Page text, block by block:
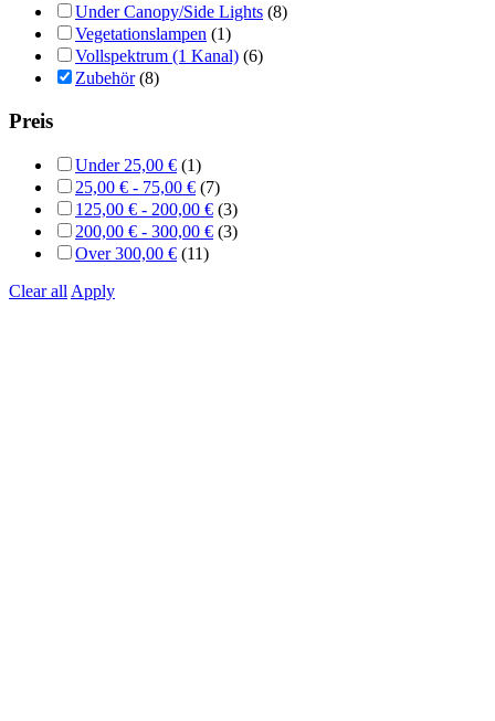
Under Canopy/Side Lights (8)
Vegetationslampen (1)
Vollspektrum (1 Kanal) (6)
Zubehör (8)
Preis
Under 25,00 € (1)
25,00 € - 75,00 € (7)
125,00 € - 200,00 € (3)
200,00 € - 300,00 € (3)
Over300,00 € (11)
Clear all Apply